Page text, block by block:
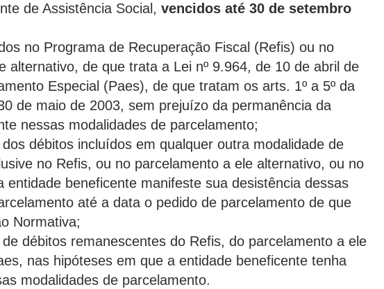
de Assistência Social, vencidos até 30 de setembro
no Programa de Recuperação Fiscal (Refis) ou no
alternativo, de que trata a Lei nº 9.964, de 10 de abril de
Especial (Paes), de que tratam os arts. 1º a 5º da
de maio de 2003, sem prejuízo da permanência da
nessas modalidades de parcelamento;
débitos incluídos em qualquer outra modalidade de
no Refis, ou no parcelamento a ele alternativo, ou no
entidade beneficente manifeste sua desistência dessas
até a data o pedido de parcelamento de que
Normativa;
débitos remanescentes do Refis, do parcelamento a ele
nas hipóteses em que a entidade beneficente tenha
modalidades de parcelamento.